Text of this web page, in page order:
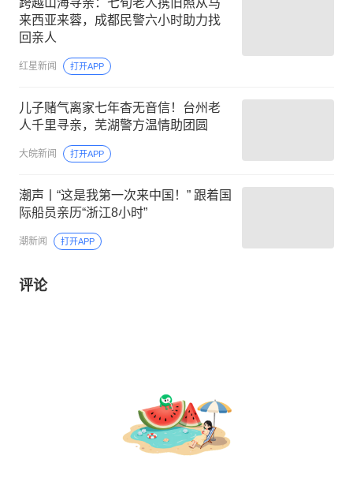
跨越山海寻亲：七旬老人携旧照从马
来西亚来蓉，成都民警六小时助力找
回亲人
红星新闻 打开APP
儿子赌气离家七年杳无音信！台州老
人千里寻亲，芜湖警方温情助团圆
大皖新闻 打开APP
潮声丨“这是我第一次来中国！” 跟着国
际船员亲历“浙江8小时”
潮新闻 打开APP
评论